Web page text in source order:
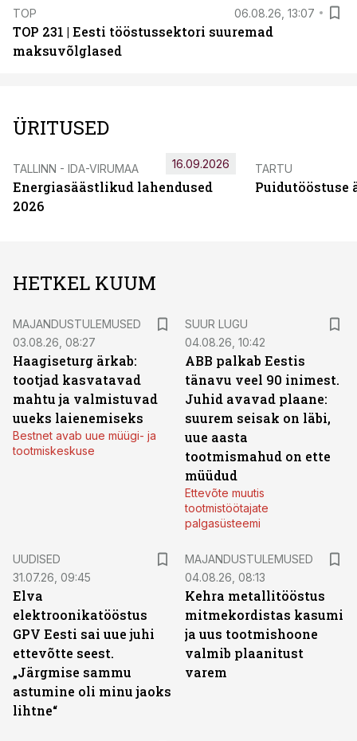
TOP 06.08.26, 13:07
TOP 231 | Eesti tööstussektori suuremad
maksuvõlglased
ÜRITUSED
TALLINN - IDA-VIRUMAA
Energiasäästlikud lahendused
2026
16.09.2026 TARTU
Puidutööstuse
HETKEL KUUM
MAJANDUSTULEMUSED
03.08.26, 08:27
Haagiseturg ärkab:
tootjad kasvatavad
mahtu ja valmistuvad
uueks laienemiseks
Bestnet avab uue müügi- ja
tootmiskeskuse
SUUR LUGU
04.08.26, 10:42
ABB palkab Eestis
tänavu veel 90 inimest.
Juhid avavad plaane:
suurem seisak on läbi,
uue aasta
tootmismahud on ette
müüdud
Ettevõte muutis
tootmistöötajate
palgasüsteemi
UUDISED
31.07.26, 09:45
Elva
elektroonikatööstus
GPV Eesti sai uue juhi
ettevõtte seest.
„Järgmise sammu
astumine oli minu jaoks
lihtne“
MAJANDUSTULEMUSED
04.08.26, 08:13
Kehra metallitööstus
mitmekordistas kasumi
ja uus tootmishoone
valmib plaanitust
varem